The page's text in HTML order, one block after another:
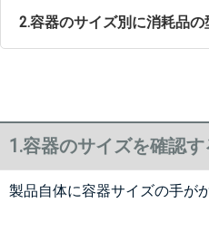
2.容器のサイズ別に消耗品
1.容器のサイズを確認す
製品自体に容器サイズの手が